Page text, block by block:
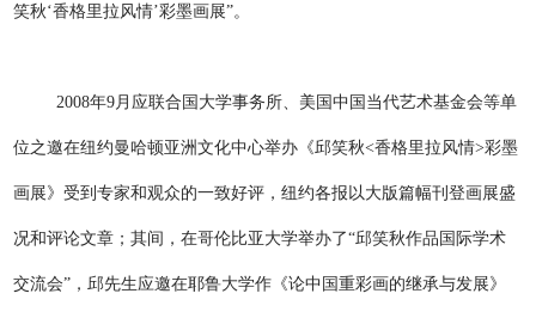
笑秋‘香格里拉风情’彩墨画展”。
2008年9月应联合国大学事务所、美国中国当代艺术基金会等单
位之邀在纽约曼哈顿亚洲文化中心举办《邱笑秋<香格里拉风情>彩墨
画展》受到专家和观众的一致好评，纽约各报以大版篇幅刊登画展盛
况和评论文章；其间，在哥伦比亚大学举办了“邱笑秋作品国际学术
交流会”，邱先生应邀在耶鲁大学作《论中国重彩画的继承与发展》